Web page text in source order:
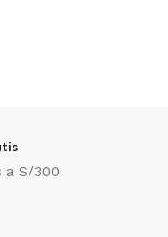
a S/300